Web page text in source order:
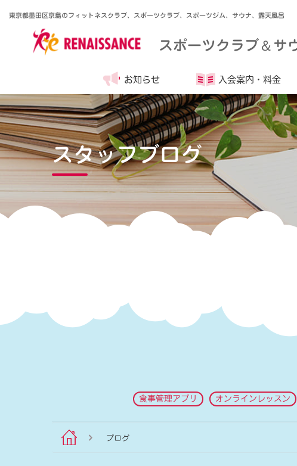
東京都墨田区京島のフィットネスクラブ、スポーツクラブ、スポーツジム、サウナ、露天風呂
スポーツクラブ＆サ
お知らせ 入会案内・ 料金
スタッフブログ
食事管理アプリ オンラインレッスン
ブログ